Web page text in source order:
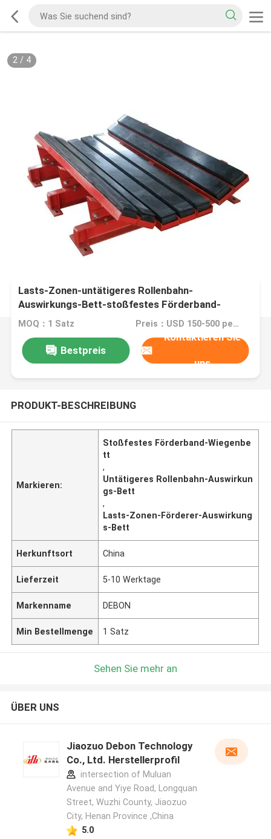
2/ 4
Lasts-Zonen-untätigeres Rollenbahn-
Auswirkungs-Bett-stoßfestes Förderband-
Wiegen-Bett
MOQ：1 Satz Preis：USD 150-500 per set
Bestpreis
Kontaktieren Sie
uns
PRODUKT-BESCHREIBUNG
Markieren:
Stoßfestes Förderband-Wiegenbe
tt
,
Untätigeres Rollenbahn-Auswirkun
gs-Bett
,
Lasts-Zonen-Förderer-Auswirkung
s-Bett
Herkunftsort China
Lieferzeit 5-10 Werktage
Markenname DEBON
Min Bestellmenge 1 Satz
Sehen Sie mehr an
ÜBER UNS
Jiaozuo Debon Technology
Co., Ltd. Herstellerprofil
intersection of Muluan
Avenue and Yiye Road, Longquan
Street, Wuzhi County, Jiaozuo
City, Henan Province ,China
5.0